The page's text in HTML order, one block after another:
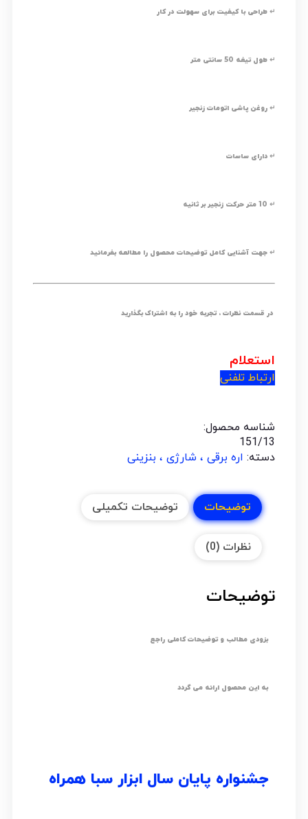
↵ طراحی با کیفیت برای سهولت در کار
↵ طول تیغه 50 سانتی متر
↵ روغن پاشی اتومات زنجیر
↵ دارای ساسات
↵ 10 متر حرکت زنجیر بر ثانیه
↵ جهت آشنایی کامل توضیحات محصول را مطالعه بفرمائید
در قسمت نظرات ، تجربه خود را به اشتراک بگذارید
استعلام
ارتباط تلفنی
شناسه محصول:
151/13
دسته: اره برقی ، شارژی ، بنزینی
توضیحات توضیحات تکمیلی
نظرات (0)
توضیحات
بزودی مطالب و توضیحات کاملی راجع
به این محصول ارائه می گردد
جشنواره پایان سال ابزار سبا همراه